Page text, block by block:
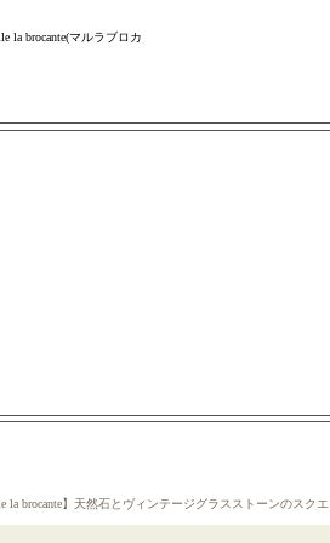
la brocante(マルラブロカ
la brocante】天然石とヴィンテージグラスストーンのスク